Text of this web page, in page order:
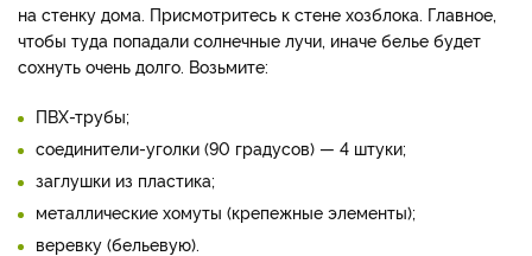
на стенку дома. Присмотритесь к стене хозблока. Главное,
чтобы туда попадали солнечные лучи, иначе белье будет
сохнуть очень долго. Возьмите:
ПВХ-трубы;
соединители-уголки (90 градусов) — 4 штуки;
заглушки из пластика;
металлические хомуты (крепежные элементы);
веревку (бельевую).